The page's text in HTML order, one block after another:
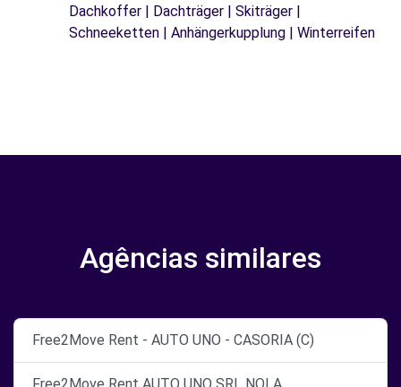
Dachkoffer | Dachträger | Skiträger |
Schneeketten | Anhängerkupplung | Winterreifen
Agências similares
Free2Move Rent - AUTO UNO - CASORIA (C)